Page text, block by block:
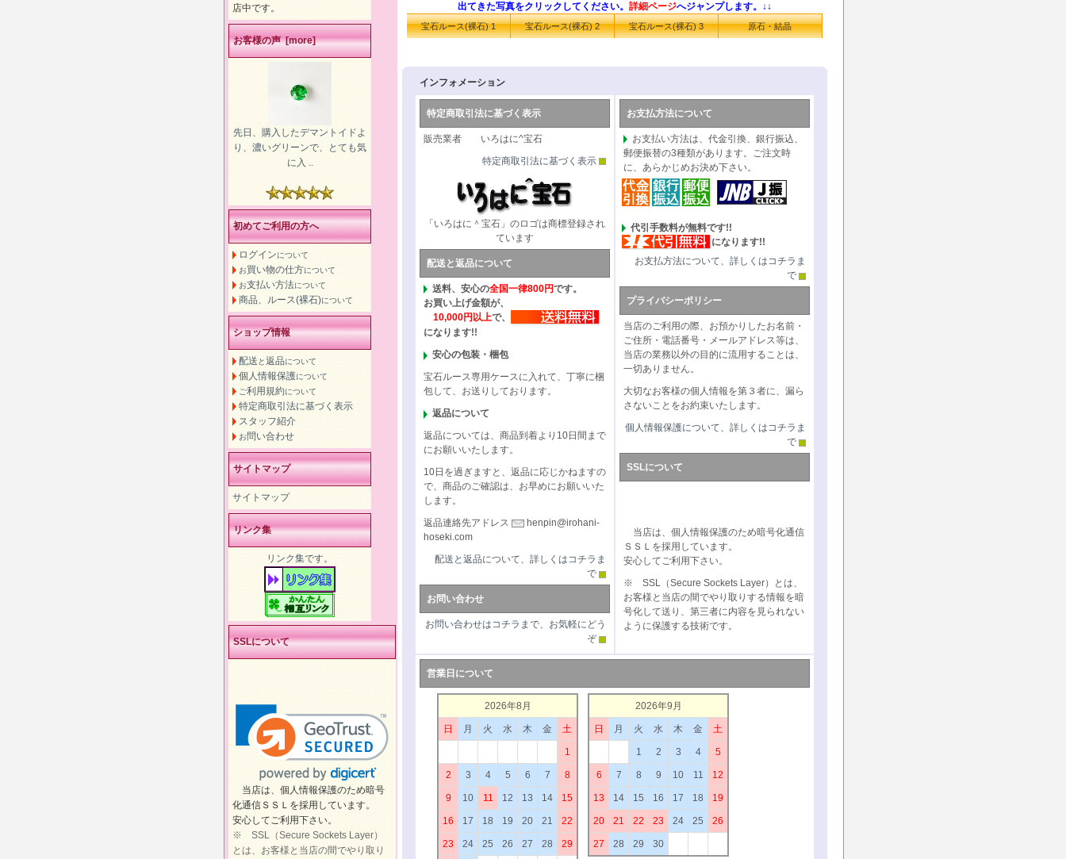
出てきた写真をクリックしてください。 詳細ページへジャンプします。↓↓
宝石ルース(裸石) 1 宝石ルース(裸石) 2 宝石ルース(裸石) 3 原石・結晶
インフォメーション
特定商取引法に基づく表示
販売業者 いろはに^宝石
特定商取引法に基づく表示
「いろはに＾宝石」のロゴは商標登録され
ています
配送と返品について
送料、安心の全国一律800円です。
お買い上げ金額が、
10,000円以上で、
になります!!
安心の包装・梱包
宝石ルース専用ケースに入れて、丁寧に梱
包して、お送りしております。
返品について
返品については、商品到着より10日間まで
にお願いいたします。
10日を過ぎますと、返品に応じかねますの
で、商品のご確認は、お早めにお願いいた
します。
返品連絡先アドレス
henpin@irohani-
hoseki.com
配送と返品について、詳しくはコチラま
で
お問い合わせ
お問い合わせはコチラまで、お気軽にどう
ぞ
お支払方法について
お支払い方法は、代金引換、銀行振込、
郵便振替の3種類があります。ご注文時
に、あらかじめお決め下さい。
代引手数料が無料です!!
になります!!
お支払方法について、詳しくはコチラま
で
プライバシーポリシー
当店のご利用の際、お預かりしたお名前・
ご住所・電話番号・メールアドレス等は、
当店の業務以外の目的に流用することは、
一切ありません。
大切なお客様の個人情報を第３者に、漏ら
さないことをお約束いたします。
個人情報保護について、詳しくはコチラま
で
SSLについて
当店は、個人情報保護のため暗号化通信
ＳＳＬを採用しています。
安心してご利用下さい。
※ SSL（Secure Sockets Layer）とは、
お客様と当店の間でやり取りする情報を暗
号化して送り、第三者に内容を見られない
ように保護する技術です。
営業日について
2026年8月
日 月 火 水 木 金 土
1
2 3 4 5 6 7 8
9 10 11 12 13 14 15
16 17 18 19 20 21 22
23 24 25 26 27 28 29
2026年9月
日 月 火 水 木 金 土
1 2 3 4 5
6 7 8 9 10 11 12
13 14 15 16 17 18 19
20 21 22 23 24 25 26
27 28 29 30
店中です。
お客様の声 [more]
先日、購入したデマントイドよ
り、濃いグリーンで、とても気
に入 ..
初めてご利用の方へ
ログインについて
お買い物の仕方について
お支払い方法について
商品、ルース(裸石)について
ショップ情報
配送 と返品について
個人情報保護について
ご利用規約について
特定商取引法に基づく表示
スタッフ紹介
お問い合わせ
サイトマップ
サイトマップ
リンク集
リンク集です。
SSLについて
当店は、個人情報保護のため暗号
化通信ＳＳＬを採用しています。
安心してご利用下さい。
※ SSL（Secure Sockets Layer）
とは、お客様と当店の間でやり取り